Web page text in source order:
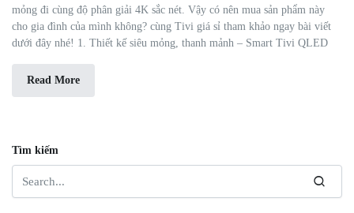
mỏng đi cùng độ phân giải 4K sắc nét. Vậy có nên mua sản phẩm này
cho gia đình của mình không? cùng Tivi giá sỉ tham khảo ngay bài viết
dưới đây nhé! 1. Thiết kế siêu mỏng, thanh mảnh – Smart Tivi QLED
Read More
Tìm kiếm